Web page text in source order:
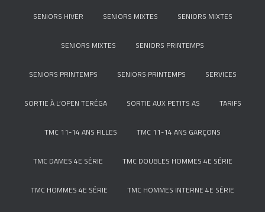
SENIORS HIVER SENIORS MIXTES SENIORS MIXTES
SENIORS MIXTES SENIORS PRINTEMPS
SENIORS PRINTEMPS SENIORS PRINTEMPS SERVICES
SORTIE À L’OPEN TERÉGA SORTIE AUX PETITS AS TARIFS
TMC 11-14 ANS FILLES TMC 11-14 ANS GARÇONS
TMC DAMES 4E SÉRIE TMC DOUBLES HOMMES 4E SÉRIE
TMC HOMMES 4E SÉRIE TMC HOMMES INTERNE 4E SÉRIE